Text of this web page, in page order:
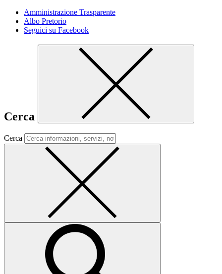
Amministrazione Trasparente
Albo Pretorio
Seguici su Facebook
Cerca
Cerca